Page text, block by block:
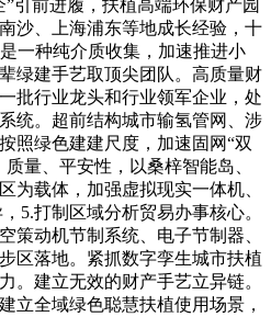
引前进履，扶植高端环保财产园
沙、上海浦东等地成长经验，十
一种纯介质收集，加速推进小
绿建手艺取顶尖团队。高质量财
批行业龙头和行业领军企业，处
统。超前结构城市输氢管网、涉
照绿色建建尺度，加速固网“双
量、平安性，以桑梓智能岛、
为载体，加强虚拟现实一体机、
5.打制区域分析贸易办事核心。
策动机节制系统、电子节制器、
区落地。紧抓数字孪生城市扶植
。建立无效的财产手艺立异链。
立全域绿色聪慧扶植使用场景，